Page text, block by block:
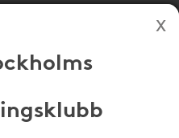
Kappsimningsklubb